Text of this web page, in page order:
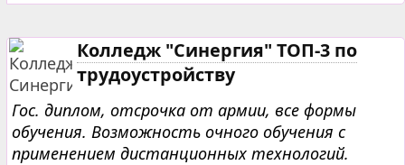
Колледж "Синергия" ТОП-3 по
трудоустройству
Гос. диплом, отсрочка от армии, все формы
обучения. Возможность очного обучения с
применением дистанционных технологий.